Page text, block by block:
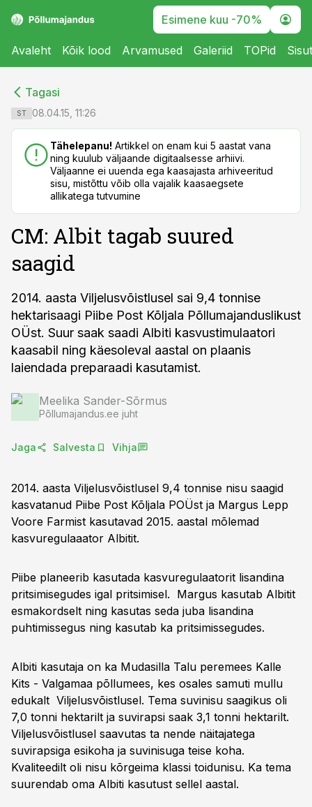
Esimene kuu -70%
Avaleht Kõik lood Arvamused Galeriid TOPid
Tagasi
ST 08.04.15, 11:26
Tähelepanu! Artikkel on enam kui 5 aastat vana
ning kuulub väljaande digitaalsesse arhiivi.
Väljaanne ei uuenda ega kaasajasta arhiveeritud
sisu, mistõttu võib olla vajalik kaasaegsete
allikatega tutvumine
CM: Albit tagab suured
saagid
2014. aasta Viljelusvõistlusel sai 9,4 tonnise
hektarisaagi Piibe Post Kõljala Põllumajanduslikust
OÜst. Suur saak saadi Albiti kasvustimulaatori
kaasabil ning käesoleval aastal on plaanis
laiendada preparaadi kasutamist.
Meelika Sander-Sõrmus
Põllumajandus.ee juht
Jaga Salvesta Vihja
2014. aasta Viljelusvõistlusel 9,4 tonnise nisu saagid
kasvatanud Piibe Post Kõljala POÜst ja Margus Lepp
Voore Farmist kasutavad 2015. aastal mõlemad
kasvuregulaaator Albitit.
Piibe planeerib kasutada kasvuregulaatorit lisandina
pritsimisegudes igal pritsimisel. Margus kasutab Albitit
esmakordselt ning kasutas seda juba lisandina
puhtimissegus ning kasutab ka pritsimissegudes.
Albiti kasutaja on ka Mudasilla Talu peremees Kalle
Kits - Valgamaa põllumees, kes osales samuti mullu
edukalt Viljelusvõistlusel. Tema suvinisu saagikus oli
7,0 tonni hektarilt ja suvirapsi saak 3,1 tonni hektarilt.
Viljelusvõistlusel saavutas ta nende näitajatega
suvirapsiga esikoha ja suvinisuga teise koha.
Kvaliteedilt oli nisu kõrgeima klassi toidunisu. Ka tema
suurendab oma Albiti kasutust sellel aastal.